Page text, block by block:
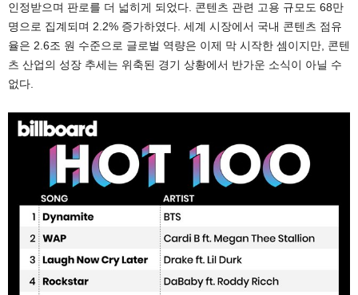
인정받으며 판로를 더 넓히게 되었다. 콘텐츠 관련 고용 규모도 68만
명으로 집계되며 2.2% 증가하였다. 세계 시장에서 국내 콘텐츠 점유
율은 2.6조 원 수준으로 글로벌 역량은 이제 막 시작한 셈이지만, 콘텐
츠 산업의 성장 추세는 위축된 경기 상황에서 반가운 소식이 아닐 수
없다.